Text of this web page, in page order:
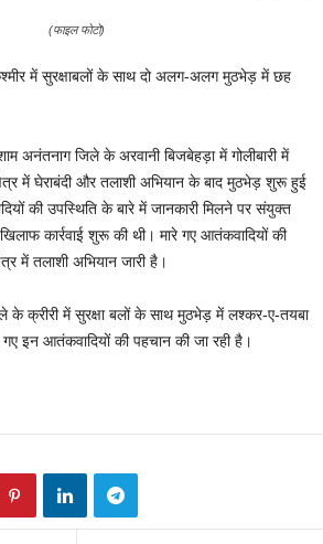
(फाइल फोटो)
में सुरक्षाबलों के साथ दो अलग-अलग मुठभेड़ में छह
अनंतनाग जिले के अरवानी बिजबेहड़ा में गोलीबारी में
में घेराबंदी और तलाशी अभियान के बाद मुठभेड़ शुरू हुई
की उपस्थिति के बारे में जानकारी मिलने पर संयुक्‍त
कार्रवाई शुरू की थी। मारे गए आतंकवादियों की
में तलाशी अभियान जारी है।
के क्रीरी में सुरक्षा बलों के साथ मुठभेड़ में लश्‍कर-ए-तयबा
इन आतंकवादियों की पहचान की जा रही है।